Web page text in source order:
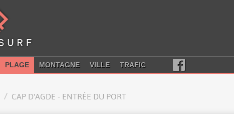
PLAGE MONTAGNE VILLE TRAFIC
CAP D'AGDE - ENTRÉE DU PORT